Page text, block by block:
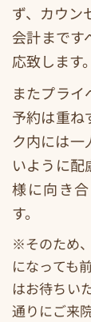
ず、カウン
会計まです
応致します。
またプライ
予約は重ね
ク内には一
いように配
様に向き
す。
※そのため
になっても
はお待ちい
通りにご来